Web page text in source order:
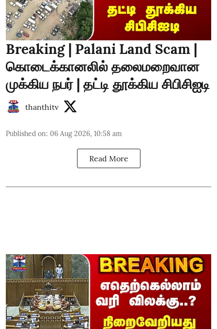
Breaking | Palani Land Scam |
கொடைக்கானலில் தலைமறைவான
முக்கிய நபர் | தட்டி தூக்கிய சிபிசிஐடி
thanthitv
Published on: 06 Aug 2026, 10:58 am
Read More